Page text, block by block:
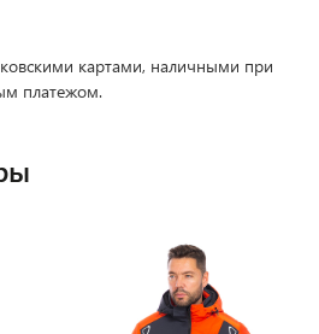
картами, наличными при
платежом.